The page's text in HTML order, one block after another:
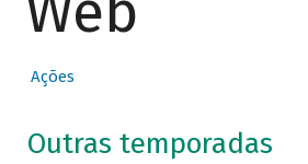
Ações
Outras temporadas